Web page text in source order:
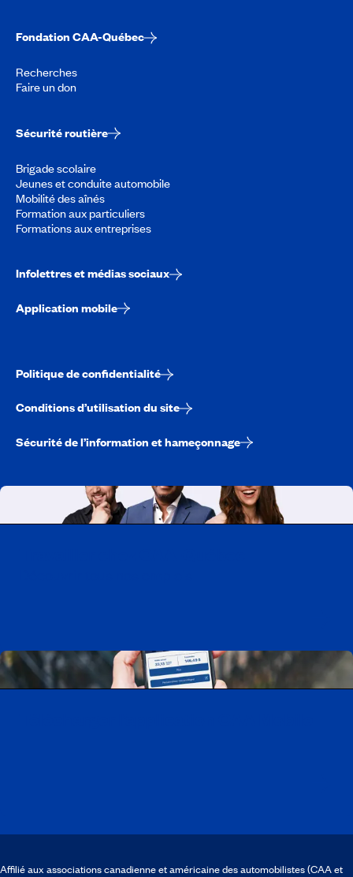
Fondation CAA-Québec
Recherches
Faire un don
Sécurité routière
Brigade scolaire
Jeunes et conduite automobile
Mobilité des aînés
Formation aux particuliers
Formations aux entreprises
Infolettres et médias sociaux
Application mobile
Politique de confidentialité
Conditions d’utilisation du site
Sécurité de l’information et hameçonnage
Affilié aux associations canadienne et américaine des automobilistes (CAA et